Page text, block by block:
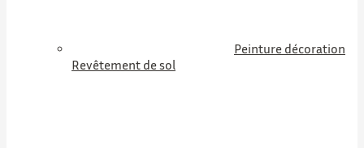
Peinture décoration
Revêtement de sol